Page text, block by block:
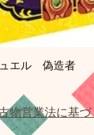
エル 偽造者
物営業法に基